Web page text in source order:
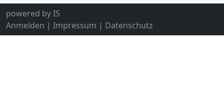
powered byIS
Anmelden | Impressum | Datenschutz